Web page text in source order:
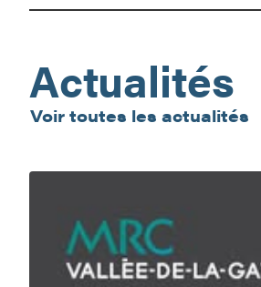
Actualités
Voir toutes les actualités
En
sécurité,